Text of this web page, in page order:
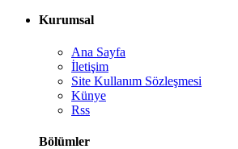
Kurumsal
Ana Sayfa
İletişim
Site Kullanım Sözleşmesi
Künye
Rss
Bölümler